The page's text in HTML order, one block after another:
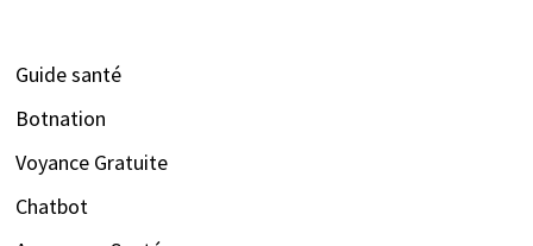
Guide santé
Botnation
Voyance Gratuite
Chatbot